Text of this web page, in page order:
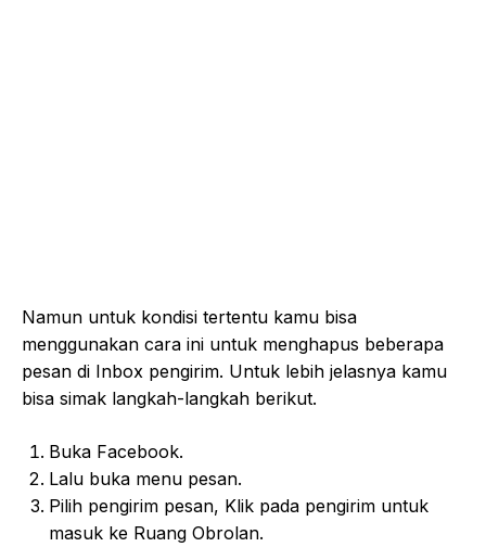
Namun untuk kondisi tertentu kamu bisa
menggunakan cara ini untuk menghapus beberapa
pesan di Inbox pengirim. Untuk lebih jelasnya kamu
bisa simak langkah-langkah berikut.
Buka Facebook.
Lalu buka menu pesan.
Pilih pengirim pesan, Klik pada pengirim untuk
masuk ke Ruang Obrolan.